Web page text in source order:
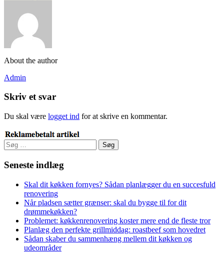
About the author
Admin
Skriv et svar
Du skal være logget ind for at skrive en kommentar.
Søg
efter:
Seneste indlæg
Skal dit køkken fornyes? Sådan planlægger du en succesfuld
renovering
Når pladsen sætter grænser: skal du bygge til for dit
drømmekøkken?
Problemet: køkkenrenovering koster mere end de fleste tror
Planlæg den perfekte grillmiddag: roastbeef som hovedret
Sådan skaber du sammenhæng mellem dit køkken og
udeområder